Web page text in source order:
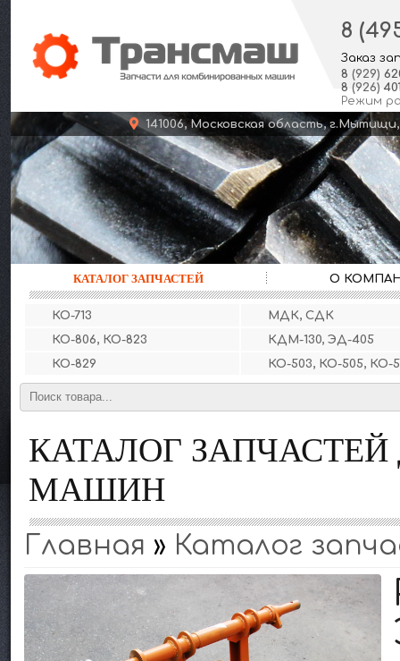
8
Заказ
8 (929)
8 (926)
Режим
141006, Московская область,
КАТАЛОГ ЗАПЧАСТЕЙ О
КО-713
МДК, СДК
КО-806, КО-823
КДМ-130, ЭД-405
КО-829
КО-503, КО-505, КО-
КАТАЛОГ
МАШИН
Главная » Каталог